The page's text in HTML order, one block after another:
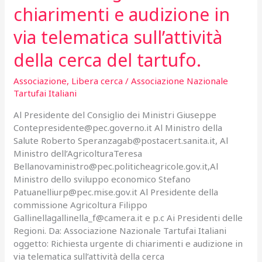
chiarimenti e audizione in
via telematica sull’attività
della cerca del tartufo.
Associazione, Libera cerca /Associazione Nazionale
Tartufai Italiani
Al Presidente del Consiglio dei Ministri Giuseppe
Contepresidente@pec.governo.it Al Ministro della
Salute Roberto Speranzagab@postacert.sanita.it, Al
Ministro dell’AgricolturaTeresa
Bellanovaministro@pec.politicheagricole.gov.it,Al
Ministro dello sviluppo economico Stefano
Patuanelliurp@pec.mise.gov.it Al Presidente della
commissione Agricoltura Filippo
Gallinellagallinella_f@camera.it e p.c Ai Presidenti delle
Regioni. Da: Associazione Nazionale Tartufai Italiani
oggetto: Richiesta urgente di chiarimenti e audizione in
via telematica sull’attività della cerca